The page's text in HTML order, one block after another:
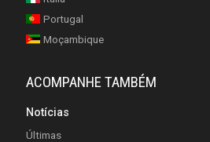
Portugal
Moçambique
ACOMPANHE TAMBÉM
Notícias
Últimas